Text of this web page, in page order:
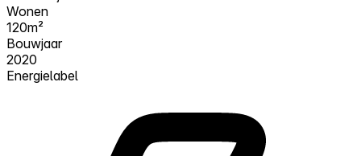
Wonen
120m²
Bouwjaar
2020
Energielabel